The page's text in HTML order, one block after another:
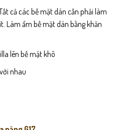
cả các bề mặt dán cần phải làm
Làm ẩm bề mặt dán bằng khăn
lên bề mặt khô
nhau